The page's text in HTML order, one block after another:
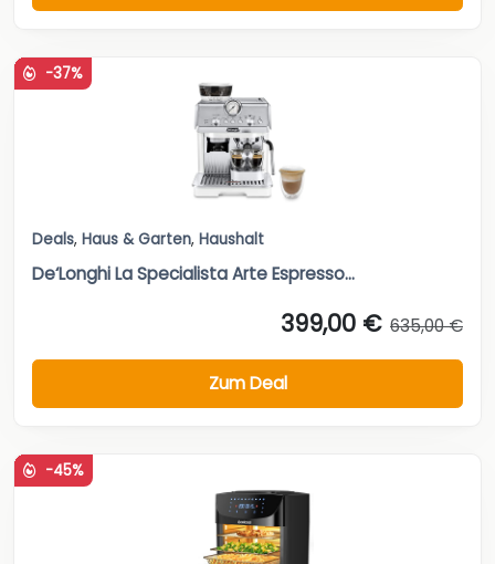
-37%
Deals, Haus & Garten, Haushalt
De‘Longhi La Specialista Arte Espresso...
399,00 € 635,00 €
Zum Deal
-45%